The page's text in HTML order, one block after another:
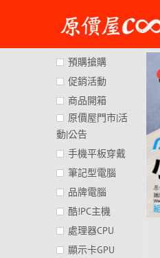
content
預購搶購
促銷活動
商品開箱
原價屋門市|活
動|公告
手機平板穿戴
筆記型電腦
品牌電腦
酷!PC主機
處理器CPU
顯示卡GPU